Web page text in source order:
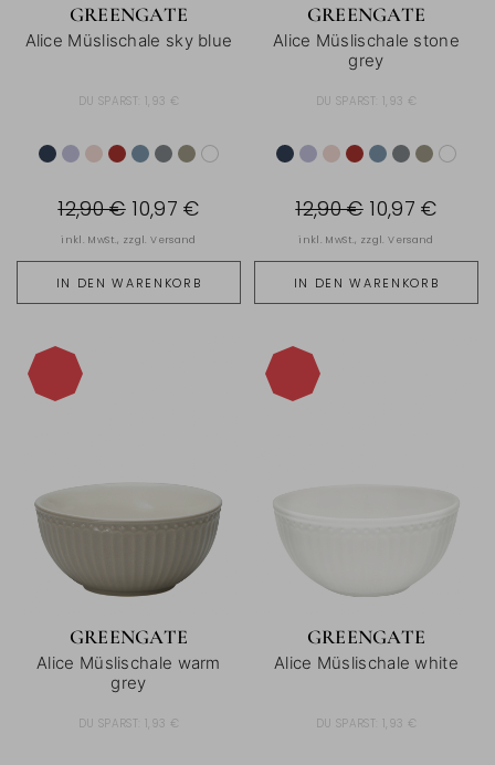
GREENGATE
Alice Müslischale sky blue
DU SPARST: 1,93 €
IN DEN WARENKORB
12,90 € 10,97 €
inkl. MwSt., zzgl.Versand
GREENGATE
Alice Müslischale stone
grey
DU SPARST: 1,93 €
IN DEN WARENKORB
12,90 € 10,97 €
inkl. MwSt., zzgl.Versand
GREENGATE
Alice Müslischale warm
grey
DU SPARST: 1,93 €
GREENGATE
Alice Müslischale white
DU SPARST: 1,93 €